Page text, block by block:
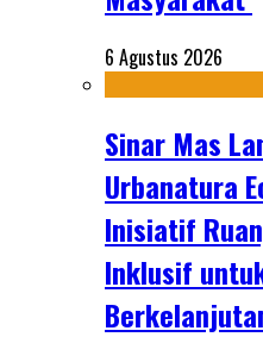
6 Agustus 2026
Sinar Mas
Urbanatura
Inisiatif
Inklusif